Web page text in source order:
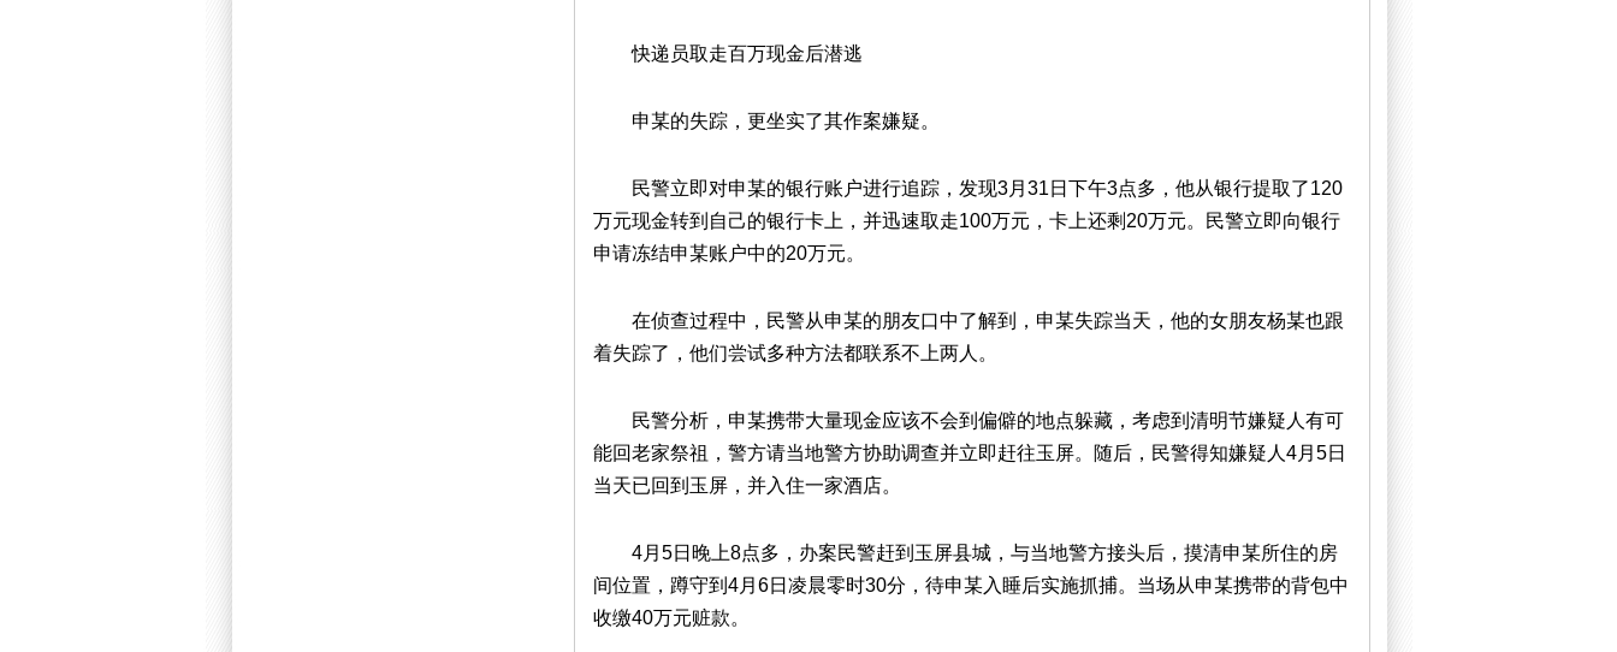
快递员取走百万现金后潜逃
申某的失踪，更坐实了其作案嫌疑。
民警立即对申某的银行账户进行追踪，发现3月31日下午3点多，他从银行提取了120
万元现金转到自己的银行卡上，并迅速取走100万元，卡上还剩20万元。民警立即向银行
申请冻结申某账户中的20万元。
在侦查过程中，民警从申某的朋友口中了解到，申某失踪当天，他的女朋友杨某也跟
着失踪了，他们尝试多种方法都联系不上两人。
民警分析，申某携带大量现金应该不会到偏僻的地点躲藏，考虑到清明节嫌疑人有可
能回老家祭祖，警方请当地警方协助调查并立即赶往玉屏。随后，民警得知嫌疑人4月5日
当天已回到玉屏，并入住一家酒店。
4月5日晚上8点多，办案民警赶到玉屏县城，与当地警方接头后，摸清申某所住的房
间位置，蹲守到4月6日凌晨零时30分，待申某入睡后实施抓捕。当场从申某携带的背包中
收缴40万元赃款。